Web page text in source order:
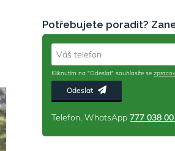
Potřebujete poradit?
Váš telefon
Kliknutím na "Odeslat" souhlasíte se
Odeslat
Telefon, WhatsApp777 038